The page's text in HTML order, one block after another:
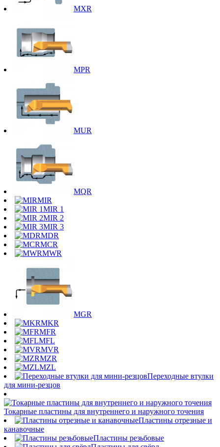
MXR
MPR
MUR
MQR
MIR
MIR 1
MIR 2
MIR 3
MDR
MCR
MWR
MGR
MKR
MFR
MFL
MVR
MZR
MZL
Переходные втулки
для мини-резцов
Токарные пластины для внутреннего и наружного точения
Пластины отрезные и
канавочные
Пластины резьбовые